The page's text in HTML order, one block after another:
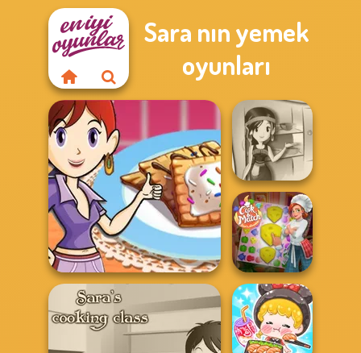
Sara nın yemek
oyunları
Sara's Cooking Class: Mini
Pop...
Sara's Cooking
Class:
Thanksgi...
Cook and Match:
Sara's Adventu...